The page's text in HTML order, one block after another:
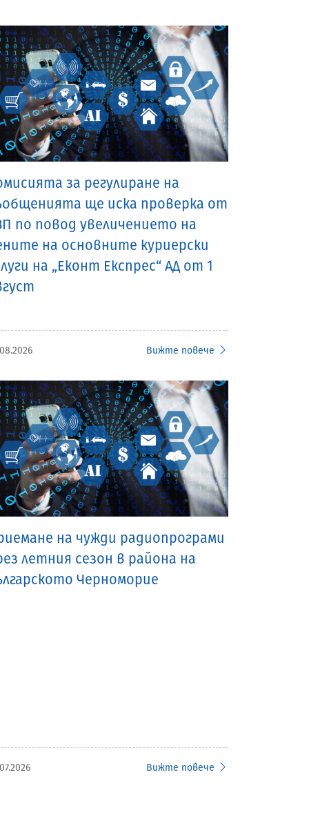
за регулиране на
ще иска проверка от
по повод увеличението на
на основните куриерски
на „Еконт Експрес“ АД от 1
Вижте повече
на чужди радиопрограми
летния сезон в района на
Черноморие
Вижте повече